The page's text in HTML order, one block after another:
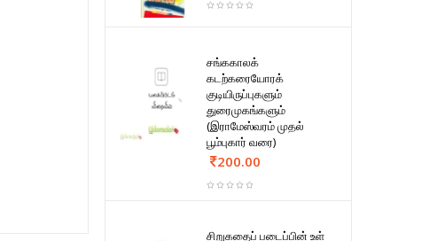
சங்ககாலக்
கடற்கரையோரக்
குடியிருப்புகளும்
துரைமுகங்களும்
(இராமேஸ்வரம் முதல்
பூம்புகார் வரை)
200.00
சிறுகதைப் படைப்பின் உள்